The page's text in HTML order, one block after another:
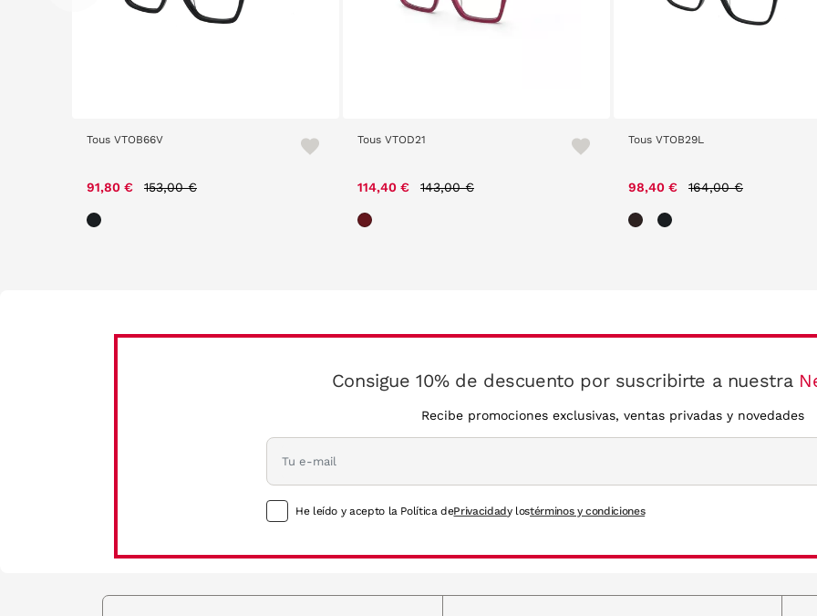
Tous VTOB66V
91,80 € 153,00 €
Tous VTOD21
114,40 € 143,00 €
Tous VTOB29L
98,40 € 164,00 €
Consigue 10% de descuento por suscribirte a nuestra
Recibe promociones exclusivas, ventas privadas y novedades
He leído y acepto la Política dePrivacidady lostérminos y condiciones